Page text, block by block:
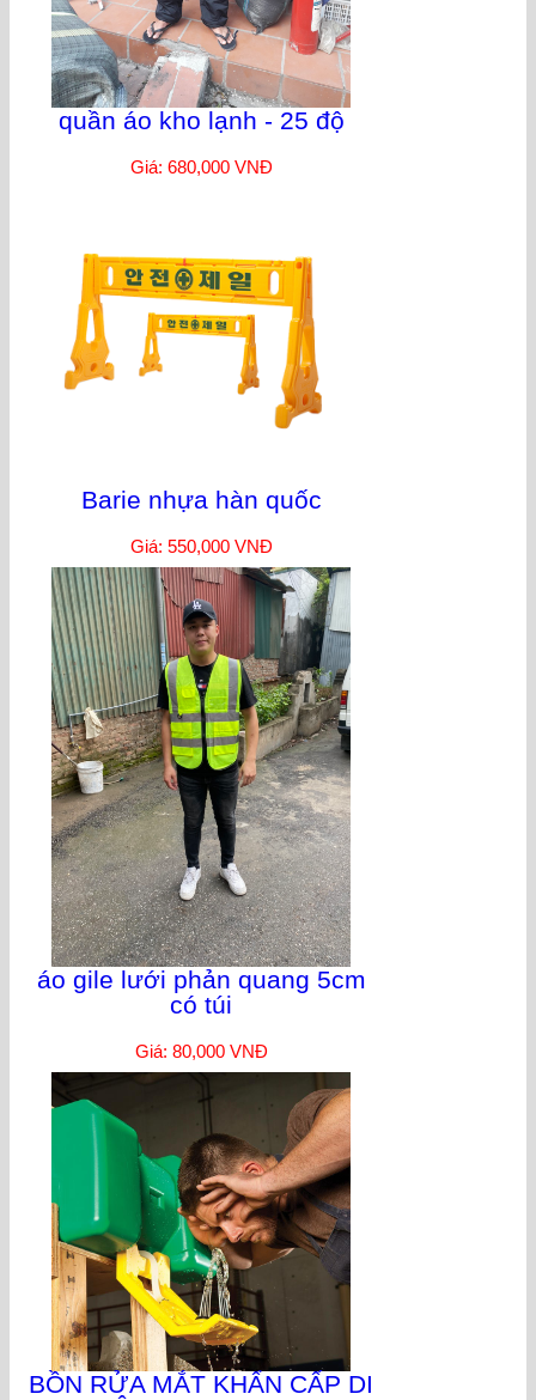
quần áo kho lạnh - 25 độ
Giá: 680,000 VNĐ
Barie nhựa hàn quốc
Giá: 550,000 VNĐ
áo gile lưới phản quang 5cm
có túi
Giá: 80,000 VNĐ
BỒN RỬA MẮT KHẨN CẤP DI